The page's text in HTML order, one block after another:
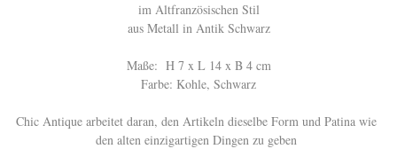
im Altfranzösischen Stil
aus Metall in Antik Schwarz
Maße: H 7 x L 14 x B 4 cm
Farbe: Kohle, Schwarz
Chic Antique arbeitet daran, den Artikeln dieselbe Form und Patina wie
den alten einzigartigen Dingen zu geben